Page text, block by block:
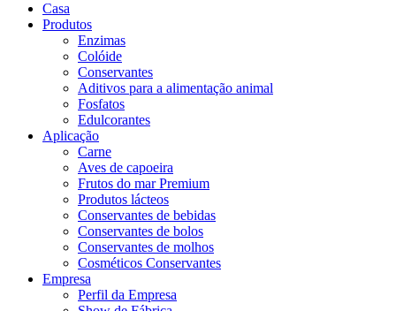
Casa
Produtos
Enzimas
Colóide
Conservantes
Aditivos para a alimentação animal
Fosfatos
Edulcorantes
Aplicação
Carne
Aves de capoeira
Frutos do mar Premium
Produtos lácteos
Conservantes de bebidas
Conservantes de bolos
Conservantes de molhos
Cosméticos Conservantes
Empresa
Perfil da Empresa